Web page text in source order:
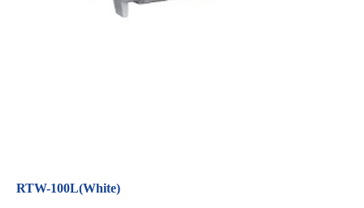
RTW-100L(White)